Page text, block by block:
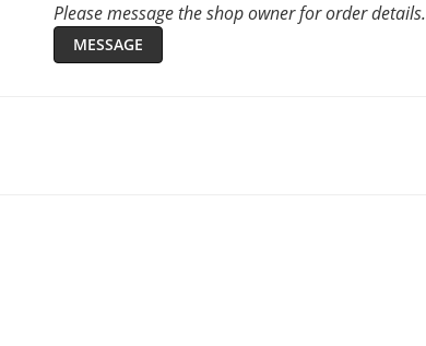
Please message the shop owner for order details.
MESSAGE